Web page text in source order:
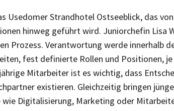
Usedomer Strandhotel Ostseeblick, das
hinweg geführt wird. Juniorchefin Lisa
Prozess. Verantwortung werde innerhalb
fest definierte Rollen und Positionen,
Mitarbeiter ist es wichtig, dass
existieren. Gleichzeitig bringen
wie Digitalisierung, Marketing oder